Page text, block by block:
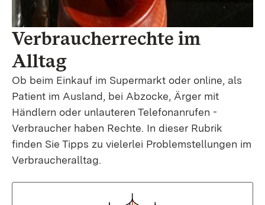
Verbraucherrechte im
Alltag
Ob beim Einkauf im Supermarkt oder online, als
Patient im Ausland, bei Abzocke, Ärger mit
Händlern oder unlauteren Telefonanrufen -
Verbraucher haben Rechte. In dieser Rubrik
finden Sie Tipps zu vielerlei Problemstellungen im
Verbraucheralltag.